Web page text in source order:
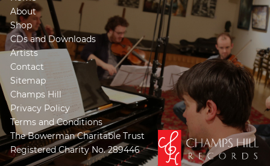
About
Shop
CDs and Downloads
Artists
Contact
Sitemap
Champs Hill
Privacy Policy
Terms and Conditions
The Bowerman Charitable Trust
Registered Charity No. 289446